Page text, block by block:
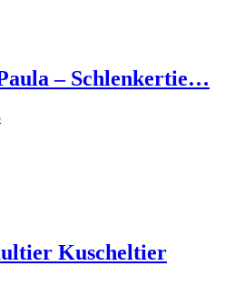
– Schlenkertie…
Kuscheltier